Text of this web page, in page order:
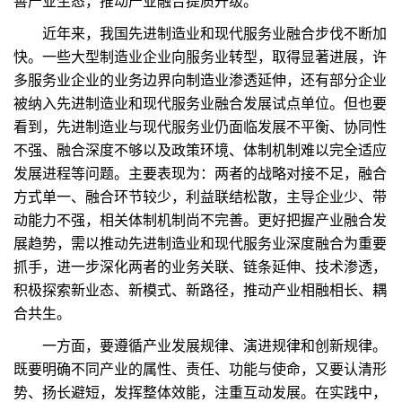
近年来，我国先进制造业和现代服务业融合步伐不断加
快。一些大型制造业企业向服务业转型，取得显著进展，许
多服务业企业的业务边界向制造业渗透延伸，还有部分企业
被纳入先进制造业和现代服务业融合发展试点单位。但也要
看到，先进制造业与现代服务业仍面临发展不平衡、协同性
不强、融合深度不够以及政策环境、体制机制难以完全适应
发展进程等问题。主要表现为：两者的战略对接不足，融合
方式单一、融合环节较少，利益联结松散，主导企业少、带
动能力不强，相关体制机制尚不完善。更好把握产业融合发
展趋势，需以推动先进制造业和现代服务业深度融合为重要
抓手，进一步深化两者的业务关联、链条延伸、技术渗透，
积极探索新业态、新模式、新路径，推动产业相融相长、耦
合共生。
一方面，要遵循产业发展规律、演进规律和创新规律。
既要明确不同产业的属性、责任、功能与使命，又要认清形
势、扬长避短，发挥整体效能，注重互动发展。在实践中，